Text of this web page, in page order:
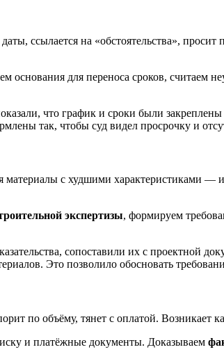
ссылается на «обстоятельства», просит
для переноса сроков, считаем
что график и сроки были
так, чтобы суд видел просрочку и
с худшими характеристиками —
экспертизы, формируем
сопоставили их с проектной
Это позволило обосновать
по объёму, тянет с оплатой. Возникает
и платёжные документы. Доказываем